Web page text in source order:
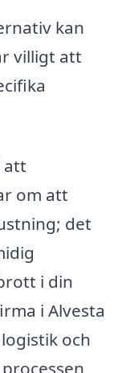
kan
villigt att
att
om att
det
i din
i Alvesta
och